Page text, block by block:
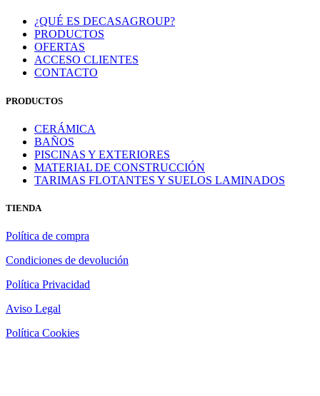
¿QUÉ ES DECASAGROUP?
PRODUCTOS
OFERTAS
ACCESO CLIENTES
CONTACTO
PRODUCTOS
CERÁMICA
BAÑOS
PISCINAS Y EXTERIORES
MATERIAL DE CONSTRUCCIÓN
TARIMAS FLOTANTES Y SUELOS LAMINADOS
TIENDA
Política de compra
Condiciones de devolución
Política Privacidad
Aviso Legal
Política Cookies